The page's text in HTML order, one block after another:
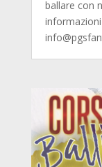
ballare con